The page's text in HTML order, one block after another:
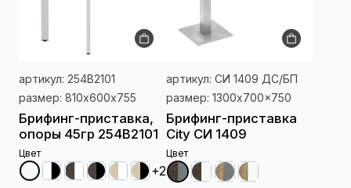
артикул: 254В2101
размер: 810х600x755
Брифинг-приставка,
опоры 45гр 254В2101
Цвет
+2
артикул: СИ 1409 ДС/БП
размер: 1300x700x750
Брифинг-приставка
City СИ 1409
Цвет